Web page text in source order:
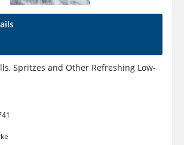
Spritzes and Other Refreshing Low-